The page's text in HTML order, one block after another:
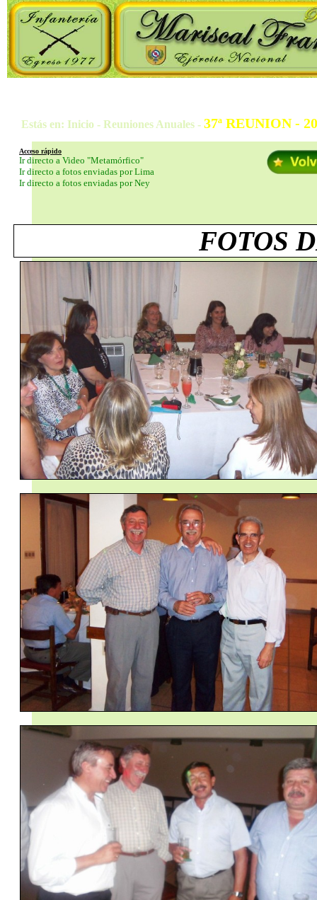
Estás en: Inicio - Reuniones Anuales - 37ª REUNION -
Acceso rápido
Ir directo a Video "Metamórfico"
Ir directo a fotos enviadas por Lima
Ir directo a fotos enviadas por Ney
FOTOS